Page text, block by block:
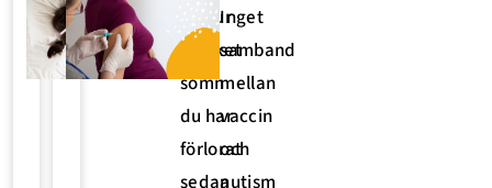
Se hur
mycket
sömn
du har
förlorat
sedan
Inget
samband
mellan
vaccin
och
autism